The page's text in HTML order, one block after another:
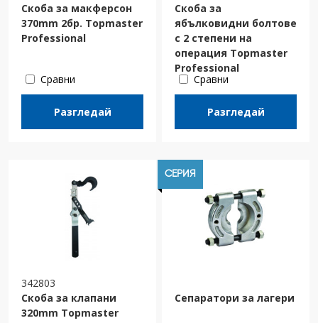
Скоба за макферсон
370mm 2бр. Topmaster
Professional
Сравни
Разгледай
Скоба за
ябълковидни болтове
с 2 степени на
операция Topmaster
Professional
Сравни
Разгледай
342803
Скоба за клапани
320mm Topmaster
СЕРИЯ
Сепаратори за лагери